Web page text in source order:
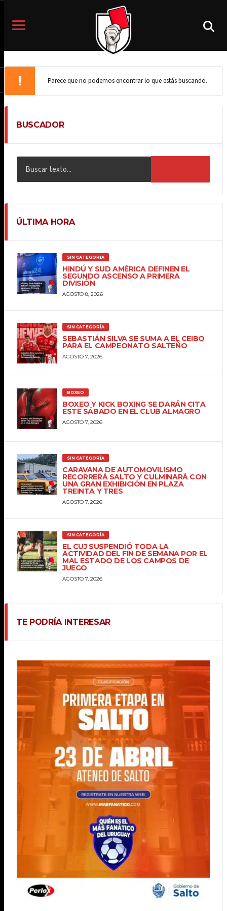
Parece que no podemos encontrar lo que estás buscando.
BUSCADOR
ÚLTIMA HORA
SIN CATEGORÍA
HINDÚ Y SUD AMÉRICA DEFINEN EL
SEGUNDO ASCENSO A PRIMERA
DIVISIÓN
AGOSTO 8, 2026
SIN CATEGORÍA
SEBASTIÁN SILVA SE SUMA A EL CEIBO
PARA EL CAMPEONATO SALTEÑO
AGOSTO 7, 2026
BOXEO
BOXEO Y KICK BOXING SE DARÁN CITA
ESTE SÁBADO EN EL CLUB ALMAGRO
AGOSTO 7, 2026
SIN CATEGORÍA
CARAVANA DE AUTOMOVILISMO
RECORRERÁ SALTO Y CULMINARÁ CON
UNA GRAN EXHIBICIÓN EN PLAZA
TREINTA Y TRES
AGOSTO 7, 2026
SIN CATEGORÍA
EL CUJ SUSPENDIÓ TODA LA
ACTIVIDAD DEL FIN DE SEMANA POR EL
MAL ESTADO DE LOS CAMPOS DE
JUEGO
AGOSTO 7, 2026
TE PODRÍA INTERESAR